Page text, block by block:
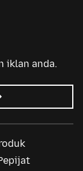
iklan anda.